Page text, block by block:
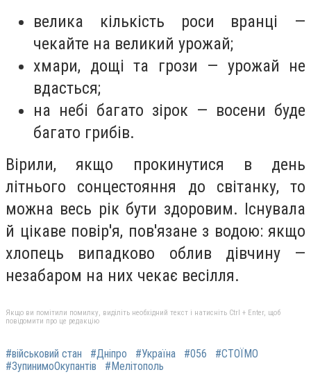
велика кількість роси вранці —
чекайте на великий урожай;
хмари, дощі та грози — урожай не
вдасться;
на небі багато зірок — восени буде
багато грибів.
Вірили, якщо прокинутися в день
літнього сонцестояння до світанку, то
можна весь рік бути здоровим. Існувала
й цікаве повір'я, пов'язане з водою: якщо
хлопець випадково облив дівчину —
незабаром на них чекає весілля.
Якщо ви помітили помилку, виділіть необхідний текст і натисніть Ctrl + Enter, щоб
повідомити про це редакцію
#військовий стан #Дніпро #Україна #056
#СТОЇМО
#ЗупинимоОкупантів
#Мелітополь